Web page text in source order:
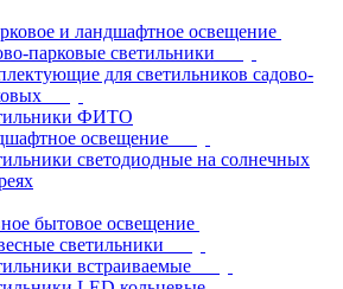
и ландшафтное освещение
парковые светильники
для светильников садово-
ФИТО
освещение
светодиодные на солнечных
бытовое освещение
светильники
встраиваемые